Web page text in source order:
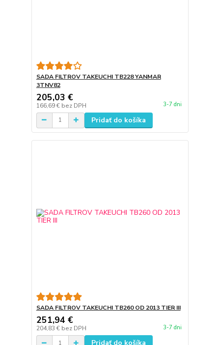
SADA FILTROV TAKEUCHI TB228 YANMAR
3TNV82
205,03 €
166,69 € bez DPH 3-7 dni
Pridať do košíka
SADA FILTROV TAKEUCHI TB260 OD 2013 TIER III
251,94 €
204,83 € bez DPH 3-7 dni
Pridať do košíka